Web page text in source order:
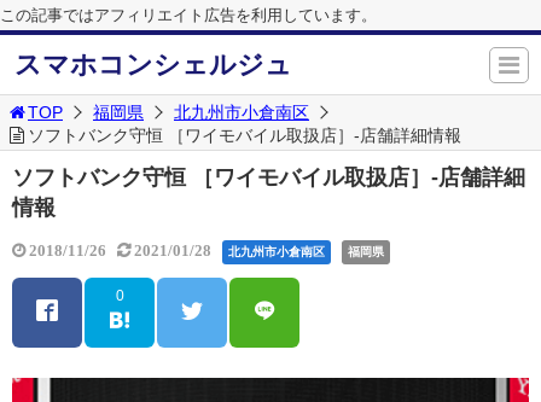
この記事ではアフィリエイト広告を利用しています。
スマホコンシェルジュ
TOP 福岡県
北九州市小倉南区
ソフトバンク守恒 ［ワイモバイル取扱店］-店舗詳細情報
ソフトバンク守恒 ［ワイモバイル取扱店］-店舗詳細
情報
2018/11/26 2021/01/28 北九州市小倉南区 福岡県
0